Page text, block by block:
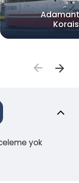
Korais
yok